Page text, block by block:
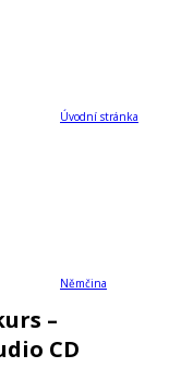
Úvodní stránka
Němčina
–
CD